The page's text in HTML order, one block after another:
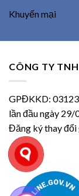
Khuyến mại
CÔNG TY
GPĐKKD:
lần đầu ngày 29/
Đăng ký thay đổi